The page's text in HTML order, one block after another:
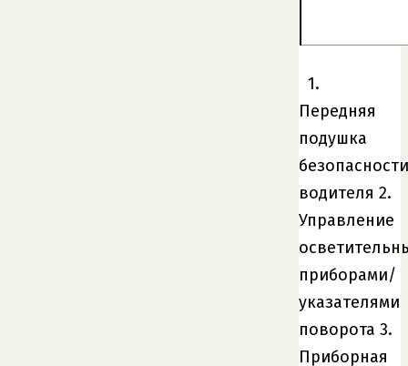
1.
Передняя
подушка
безопасности
водителя 2.
Управление
приборами/
указателями
поворота 3.
Приборная